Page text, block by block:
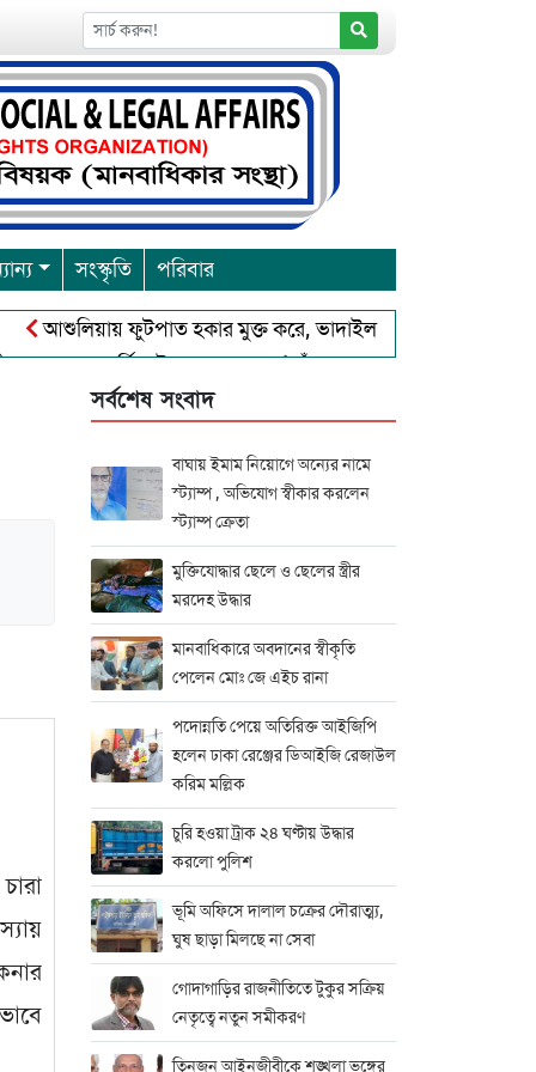
সংস্কৃতি পরিবার
আশুলিয়ায় ফুটপাত হকার মুক্ত করে, ভাদাইল প্রাইমারি ফ্রেন্ডস ক্লাব এর
পূর্নিমা উৎসব শুরু চাঁদপুরে বাংলাদেশ আহলে সুন্নাত
সর্বশেষ সংবাদ
বাঘায় ইমাম নিয়োগে অন্যের নামে
স্ট্যাম্প , অভিযোগ স্বীকার করলেন
স্ট্যাম্প ক্রেতা
মুক্তিযোদ্ধার ছেলে ও ছেলের স্ত্রীর
মরদেহ উদ্ধার
মানবাধিকারে অবদানের স্বীকৃতি
পেলেন মোঃ জে এইচ রানা
পদোন্নতি পেয়ে অতিরিক্ত আইজিপি
হলেন ঢাকা রেঞ্জের ডিআইজি রেজাউল
করিম মল্লিক
চুরি হওয়া ট্রাক ২৪ ঘণ্টায় উদ্ধার
করলো পুলিশ
ভূমি অফিসে দালাল চক্রের দৌরাত্ম্য,
ঘুষ ছাড়া মিলছে না সেবা
গোদাগাড়ির রাজনীতিতে টুকুর সক্রিয়
নেতৃত্বে নতুন সমীকরণ
তিনজন আইনজীবীকে শৃঙ্খলা ভঙ্গের